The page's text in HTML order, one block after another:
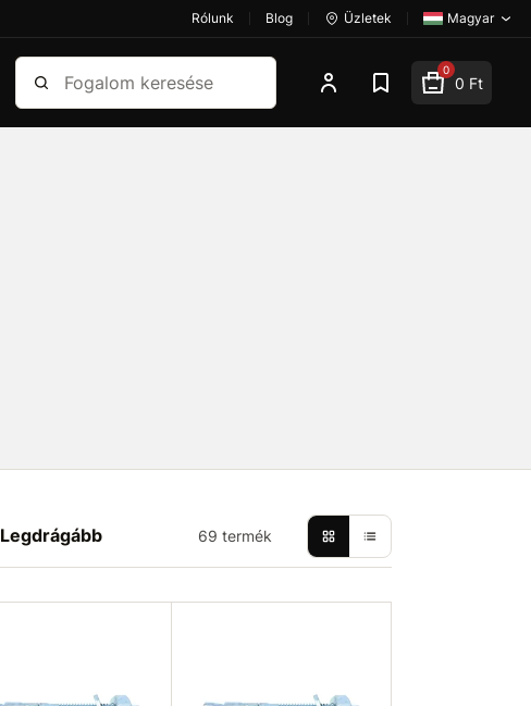
Rólunk Blog Üzletek Magyar
Keresés 0
0 Ft
Legdrágább 69 termék